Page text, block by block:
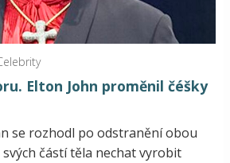
Elton John proměnil čéšky
se rozhodl po odstranění obou
částí těla nechat vyrobit